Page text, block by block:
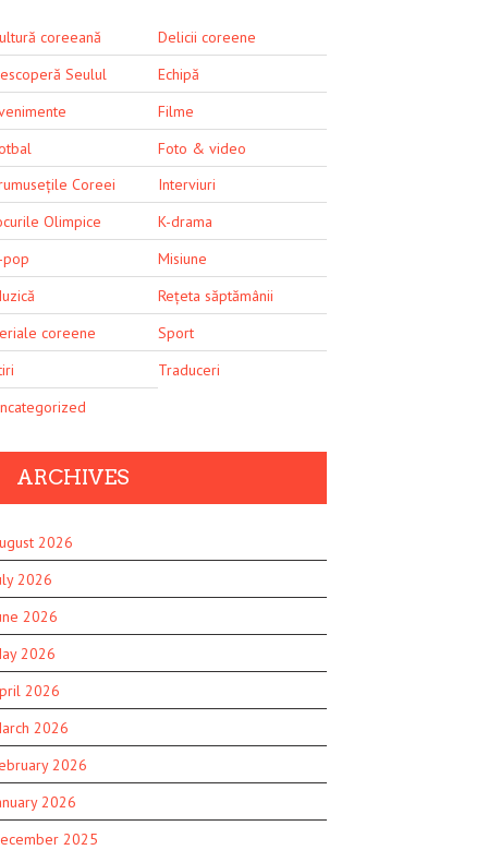
coreeană
Delicii coreene
Seulul
Echipă
Filme
Foto & video
Coreei
Interviuri
Olimpice
K-drama
pop
Misiune
Rețeta săptămânii
coreene
Sport
Traduceri
ARCHIVES
2026
2026
2026
2026
2026
2026
2026
2026
2025